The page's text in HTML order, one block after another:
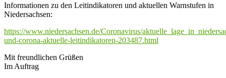
Informationen zu den Leitindikatoren und aktuellen Warnstufen in
Niedersachsen:
https://www.niedersachsen.de/Coronavirus/
und-corona-aktuelle-leitindikatoren-203487.html
Mit freundlichen Grüßen
Im Auftrag